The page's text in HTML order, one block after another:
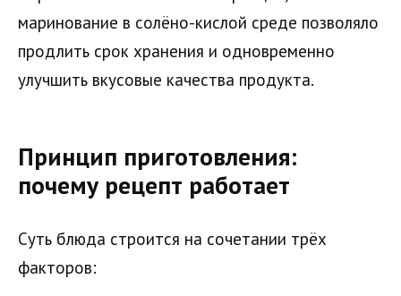
маринование в солёно-кислой среде позволяло
продлить срок хранения и одновременно
улучшить вкусовые качества продукта.
Принцип приготовления:
почему рецепт работает
Суть блюда строится на сочетании трёх
факторов: